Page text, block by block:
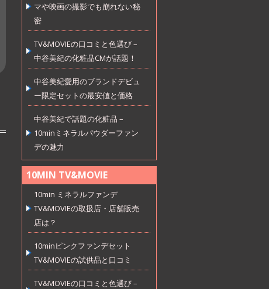
マや映画の撮影でも崩れない秘
密
TV&MOVIEの口コミと色選び –
中谷美紀の化粧品CMが話題！
中谷美紀愛用のブランドデビュ
ー限定セットの最安値と価格
中谷美紀で話題の化粧品 –
10minミネラルパウダーファン
デの魅力
10MIN TV&MOVIE
10min ミネラルファンデ
TV&MOVIEの取扱店・店舗販売
店は？
10minピンクファンデセット
TV&MOVIEの試供品と口コミ
TV&MOVIEの口コミと色選び –